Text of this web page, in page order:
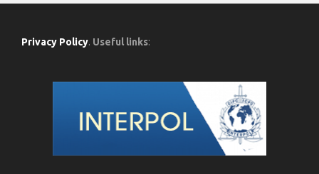
Privacy Policy. Useful links: